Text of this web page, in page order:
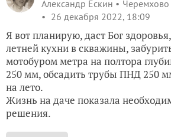
Александр Ескин
Черемхово
26 декабря 2022, 18:09
Я вот планирую, даст Бог
летней кухни в скважины,
мотобуром метра на полтора
250 мм, обсадить трубы ПНД 250
на лето.
Жизнь на даче показала
решения.